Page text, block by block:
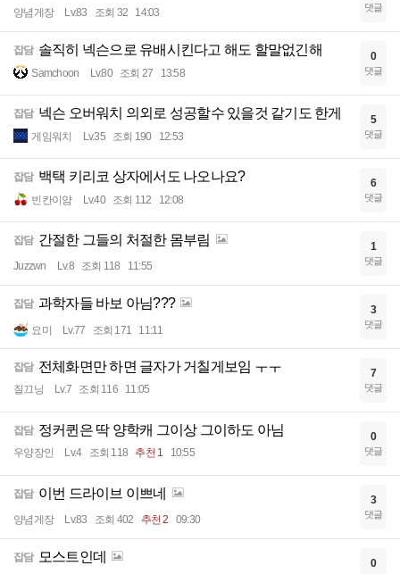
양념게장 Lv.83 조회 32 14:03 댓글
잡담 솔직히 넥슨으로 유배시킨다고 해도 할말없긴해
Samchoon Lv.80 조회 27 13:58
0
댓글
잡담 넥슨 오버워치 의외로 성공할수 있을것 같기도 한게
게임워치 Lv.35 조회 190 12:53
5
댓글
잡담 백택 키리코 상자에서도 나오나요?
빈칸이얌 Lv.40 조회 112 12:08
6
댓글
잡담 간절한 그들의 처절한 몸부림
Juzzwn Lv.8 조회 118 11:55
1
댓글
잡담 과학자들 바보 아님???
요미 Lv.77 조회 171 11:11
3
댓글
잡담 전체화면만 하면 글자가 거칠게보임 ㅜㅜ
질끄닝 Lv.7 조회 116 11:05
7
댓글
잡담 정커퀸은 딱 양학캐 그이상 그이하도 아님
우양장인 Lv.4 조회 118 추천 1 10:55
0
댓글
잡담 이번 드라이브 이쁘네
양념게장 Lv.83 조회 402 추천 2 09:30
3
댓글
잡담 모스트인데 0